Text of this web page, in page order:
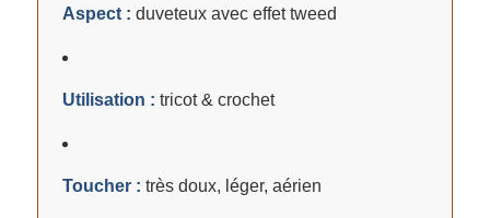
Aspect : duveteux avec effet tweed
Utilisation : tricot & crochet
Toucher : très doux, léger, aérien